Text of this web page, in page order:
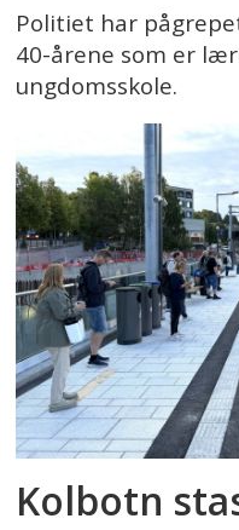
Politiet har
40-årene som er
ungdomsskole.
Kolbotn